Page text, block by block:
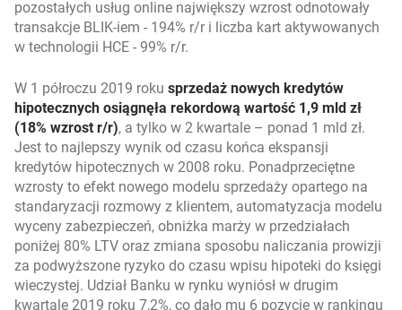
pozostałych usług online największy wzrost odnotowały
transakcje BLIK-iem - 194% r/r i liczba kart aktywowanych
w technologii HCE - 99% r/r.
W 1 półroczu 2019 roku sprzedaż nowych kredytów
hipotecznych osiągnęła rekordową wartość 1,9 mld zł
(18% wzrost r/r), a tylko w 2 kwartale – ponad 1 mld zł.
Jest to najlepszy wynik od czasu końca ekspansji
kredytów hipotecznych w 2008 roku. Ponadprzeciętne
wzrosty to efekt nowego modelu sprzedaży opartego na
standaryzacji rozmowy z klientem, automatyzacja modelu
wyceny zabezpieczeń, obniżka marży w przedziałach
poniżej 80% LTV oraz zmiana sposobu naliczania prowizji
za podwyższone ryzyko do czasu wpisu hipoteki do księgi
wieczystej. Udział Banku w rynku wyniósł w drugim
kwartale 2019 roku 7,2%, co dało mu 6 pozycję w rankingu